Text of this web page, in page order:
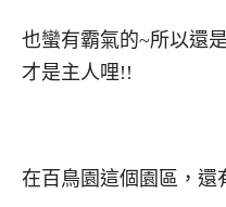
也蠻有霸氣的~所以還
才是主人哩!!
在百鳥園這個園區，還